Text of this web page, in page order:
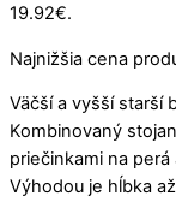
19.92€.
Najnižšia cena
Väčší a vyšší starší
Kombinovaný
priečinkami na
Výhodou je hĺbka